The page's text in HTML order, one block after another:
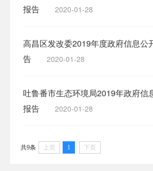
报告
2020-01-28
高昌区发改委2019年度政府信息公
告
2020-01-28
吐鲁番市生态环境局2019年政府信
报告
2020-01-28
共9条 上页 1 下页